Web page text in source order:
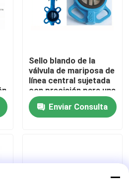
de la expedición de la carga
Sello blando de la
válvula de mariposa de
línea central sujetada
con precisión para una
regulación precisa del
flujo Enviar Consulta